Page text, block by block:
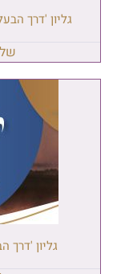
גליון 'דרך
גליון